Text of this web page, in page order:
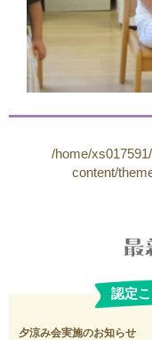
/home/
content/
認定
夕涼み会実施のお知らせ